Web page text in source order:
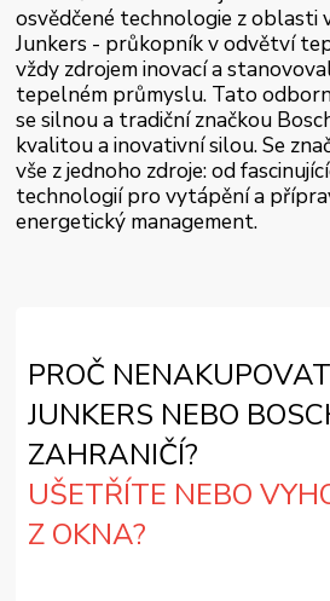
osvědčené technologie z oblasti
Junkers - průkopník v odvětví
vždy zdrojem inovací a
tepelném průmyslu. Tato
se silnou a tradiční značkou
kvalitou a inovativní silou. Se
vše z jednoho zdroje: od
technologií pro vytápění a
energetický management.
PROČ
JUNKERS NEBO
ZAHRANIČÍ?
UŠETŘÍTE NEBO
Z OKNA?